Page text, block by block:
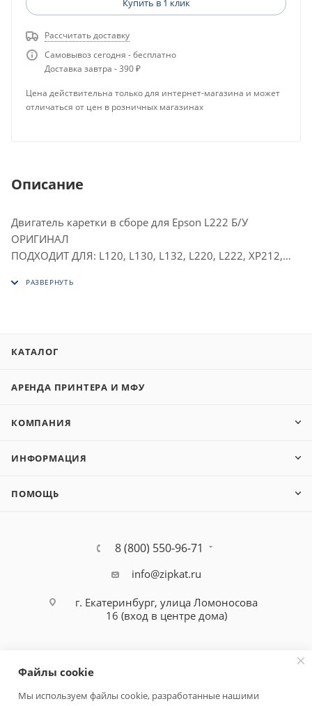
Купить в 1 клик
Рассчитать доставку
Самовывоз сегодня - бесплатно
Доставка завтра - 390 ₽
Цена действительна только для интернет-магазина и может
отличаться от цен в розничных магазинах
Описание
Двигатель каретки в сборе для Epson L222 Б/У
ОРИГИНАЛ
ПОДХОДИТ ДЛЯ: L120, L130, L132, L220, L222, XP212,
КАТАЛОГ
АРЕНДА ПРИНТЕРА И МФУ
КОМПАНИЯ
ИНФОРМАЦИЯ
ПОМОЩЬ
8 (800) 550-96-71
info@zipkat.ru
г. Екатеринбург, улица Ломоносова
16 (вход в центре дома)
Файлы cookie
Мы используем файлы cookie, разработанные нашими